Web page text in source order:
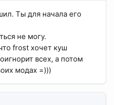
Ты для начала его
не могу.
frost хочет куш
всех, а потом
модах =)))